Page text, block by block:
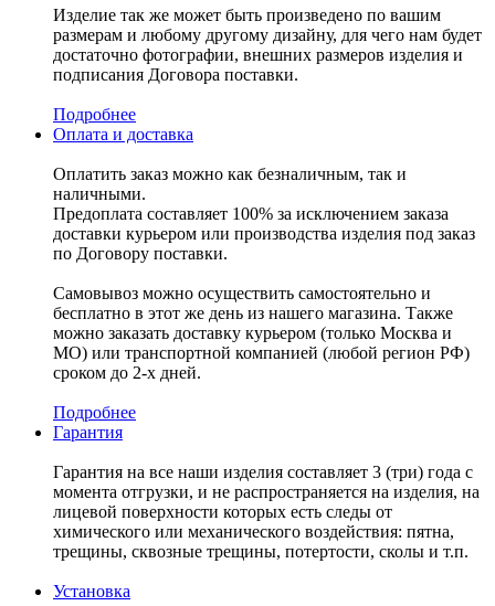
Изделие так же может быть произведено по вашим
размерам и любому другому дизайну, для чего нам будет
достаточно фотографии, внешних размеров изделия и
подписания Договора поставки.
Подробнее
Оплата и доставка
Оплатить заказ можно как безналичным, так и
наличными.
Предоплата составляет 100% за исключением заказа
доставки курьером или производства изделия под заказ
по Договору поставки.
Самовывоз можно осуществить самостоятельно и
бесплатно в этот же день из нашего магазина. Также
можно заказать доставку курьером (только Москва и
МО) или транспортной компанией (любой регион РФ)
сроком до 2-х дней.
Подробнее
Гарантия
Гарантия на все наши изделия составляет 3 (три) года с
момента отгрузки, и не распространяется на изделия, на
лицевой поверхности которых есть следы от
химического или механического воздействия: пятна,
трещины, сквозные трещины, потертости, сколы и т.п.
Установка